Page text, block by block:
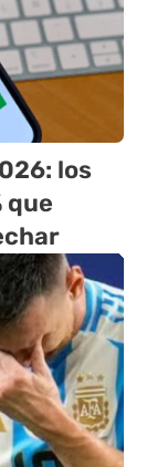
los
que